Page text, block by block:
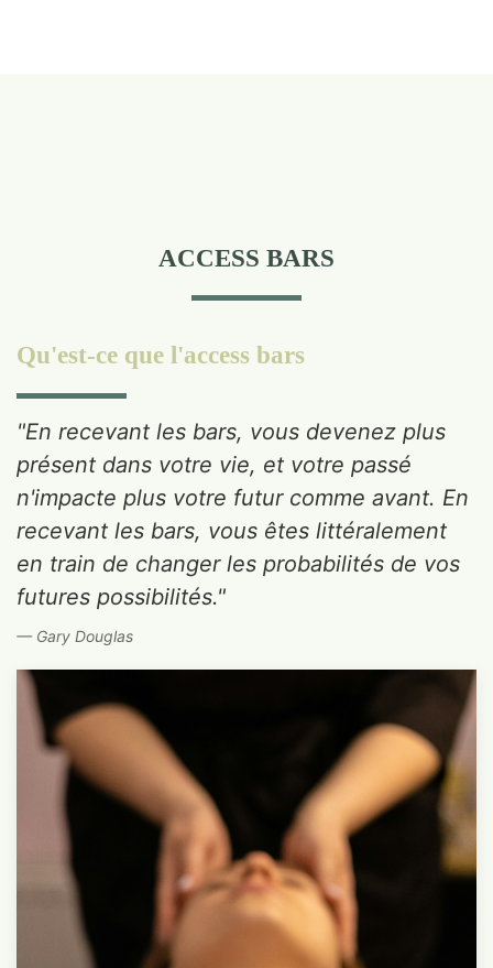
ACCESS BARS
Qu'est-ce que l'access bars
"En recevant les bars, vous devenez plus
présent dans votre vie, et votre passé
n'impacte plus votre futur comme avant. En
recevant les bars, vous êtes littéralement
en train de changer les probabilités de vos
futures possibilités."
Gary Douglas